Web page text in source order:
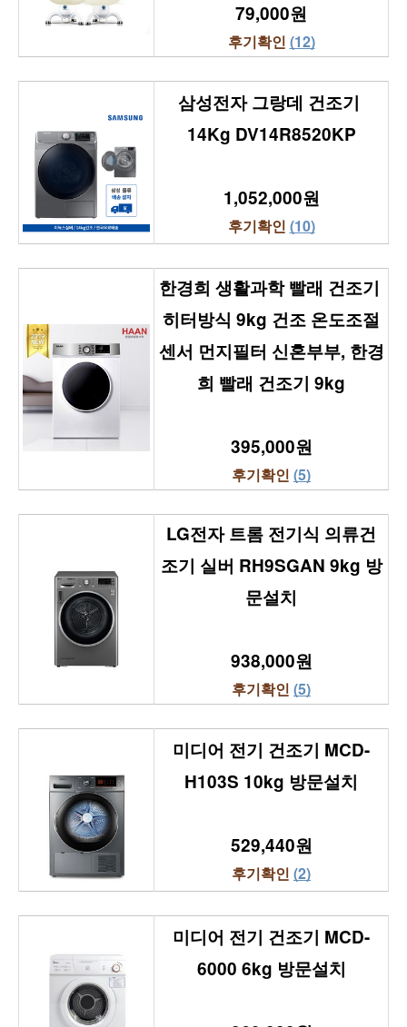
79,000원
후기확인 (12)
삼성전자 그랑데 건조기
14Kg DV14R8520KP
1,052,000원
후기확인 (10)
한경희 생활과학 빨래 건조기
히터방식 9kg 건조 온도조절
센서 먼지필터 신혼부부, 한경
희 빨래 건조기 9kg
395,000원
후기확인 (5)
LG전자 트롬 전기식 의류건
조기 실버 RH9SGAN 9kg 방
문설치
938,000원
후기확인 (5)
미디어 전기 건조기 MCD-
H103S 10kg 방문설치
529,440원
후기확인 (2)
미디어 전기 건조기 MCD-
6000 6kg 방문설치